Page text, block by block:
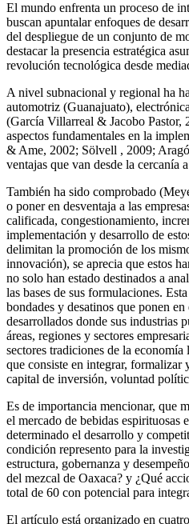
El mundo enfrenta un proceso de
buscan apuntalar enfoques de
del despliegue de un conjunto de
destacar la presencia estratégica
revolución tecnológica desde
A nivel subnacional y regional ha
automotriz (Guanajuato),
(García Villarreal & Jacobo Pastor,
aspectos fundamentales en la
& Ame, 2002; Sölvell , 2009;
ventajas que van desde la cercanía
También ha sido comprobado
o poner en desventaja a las
calificada, congestionamiento,
implementación y desarrollo de
delimitan la promoción de los
innovación), se aprecia que estos
no solo han estado destinados a
las bases de sus formulaciones.
bondades y desatinos que ponen
desarrollados donde sus industrias
áreas, regiones y sectores
sectores tradiciones de la
que consiste en integrar, formalizar
capital de inversión, voluntad
Es de importancia mencionar, que
el mercado de bebidas
determinado el desarrollo y
condición represento para la
estructura, gobernanza y
del mezcal de Oaxaca? y ¿Qué
total de 60 con potencial para
El artículo está organizado en